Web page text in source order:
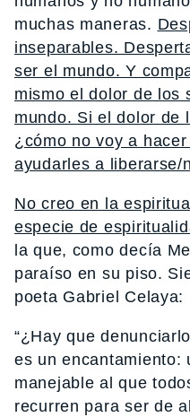
muchas maneras.
inseparables.
ser el mundo. Y
mismo el dolor de los
mundo. Si el dolor de
¿cómo no voy a
ayudarles a liberarse/
No creo en la
especie de
la que, como decía
paraíso en su piso.
poeta Gabriel Celaya:
“¿Hay que
es un encantamiento:
manejable al que
recurren para ser de